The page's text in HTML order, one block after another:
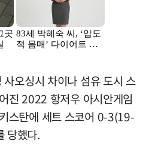
오싱시 차이나 섬유 도시 스
진 2022 항저우 아시안게임
스탄에 세트 스코어 0-3(19-
당했다.